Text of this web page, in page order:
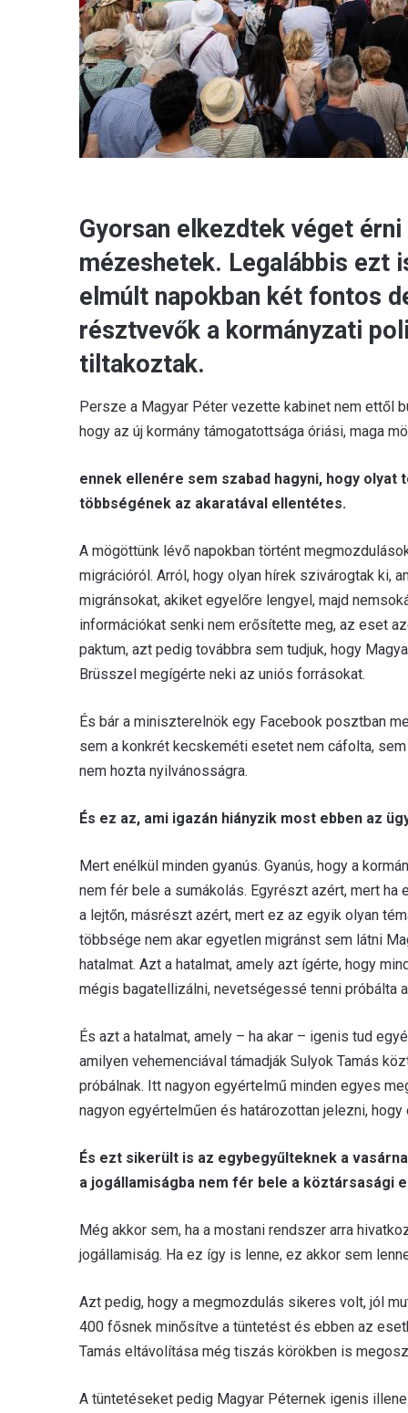
Gyorsan elkezdtek véget
mézeshetek. Legalábbis ezt
elmúlt napokban két fontos
résztvevők a kormányzati
tiltakoztak.
Persze a Magyar Péter vezette kabinet nem ettől
hogy az új kormány támogatottsága óriási, maga
ennek ellenére sem szabad hagyni, hogy
többségének az akaratával ellentétes.
A mögöttünk lévő napokban történt
migrációról. Arról, hogy olyan hírek szivárogtak ki,
migránsokat, akiket egyelőre lengyel, majd
információkat senki nem erősítette meg, az eset
paktum, azt pedig továbbra sem tudjuk, hogy
Brüsszel megígérte neki az uniós forrásokat.
És bár a miniszterelnök egy Facebook posztban
sem a konkrét kecskeméti esetet nem cáfolta,
nem hozta nyilvánosságra.
És ez az, ami igazán hiányzik most ebben az
Mert enélkül minden gyanús. Gyanús, hogy a
nem fér bele a sumákolás. Egyrészt azért, mert
a lejtőn, másrészt azért, mert ez az egyik olyan
többsége nem akar egyetlen migránst sem látni
hatalmat. Azt a hatalmat, amely azt ígérte, hogy
mégis bagatellizálni, nevetségessé tenni próbálta
És azt a hatalmat, amely – ha akar – igenis tud
amilyen vehemenciával támadják Sulyok Tamás
próbálnak. Itt nagyon egyértelmű minden egyes
nagyon egyértelműen és határozottan jelezni,
És ezt sikerült is az egybegyűlteknek a
a jogállamiságba nem fér bele a köztársasági
Még akkor sem, ha a mostani rendszer arra
jogállamiság. Ha ez így is lenne, ez akkor sem
Azt pedig, hogy a megmozdulás sikeres volt, jól
400 fősnek minősítve a tüntetést és ebben az
Tamás eltávolítása még tiszás körökben is
A tüntetéseket pedig Magyar Péternek igenis